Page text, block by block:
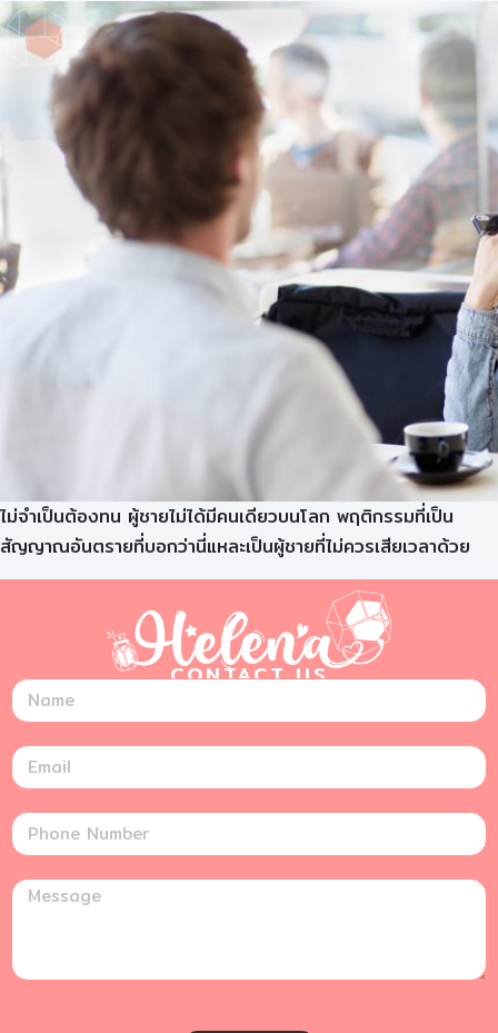
ไม่จำเป็นต้องทน ผู้ชายไม่ได้มีคนเดียวบนโลก พฤติกรรมที่เป็น
สัญญาณอันตรายที่บอกว่านี่แหละเป็นผู้ชายที่ไม่ควรเสียเวลาด้วย
CONTACT US